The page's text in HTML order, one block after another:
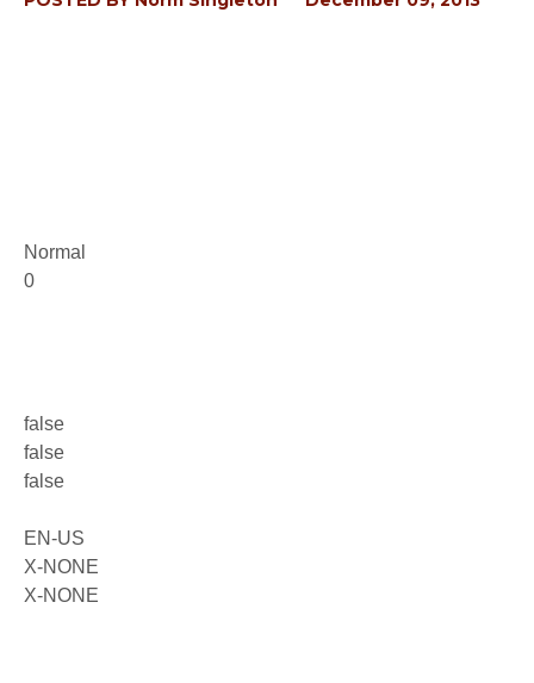
Normal
0
false
false
false
EN-US
X-NONE
X-NONE